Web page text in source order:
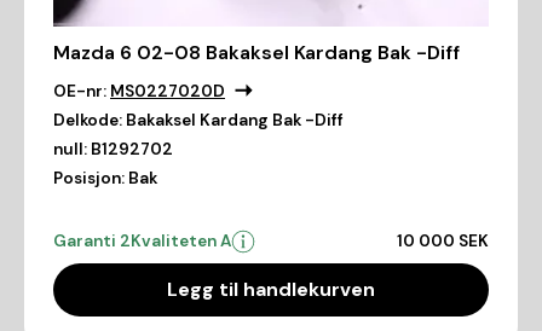
Mazda 6 02-08 Bakaksel Kardang Bak -Diff
OE-nr: MS0227020D
Delkode: Bakaksel Kardang Bak -Diff
null: B1292702
Posisjon: Bak
Garanti 2Kvaliteten A 10 000 SEK
Legg til handlekurven